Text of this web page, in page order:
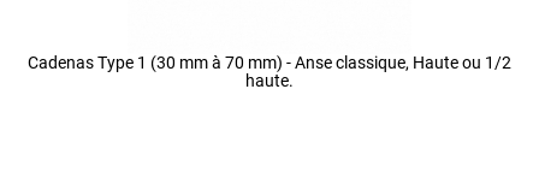
Cadenas Type 1 (30 mm à 70 mm) - Anse classique, Haute ou 1/2
haute.